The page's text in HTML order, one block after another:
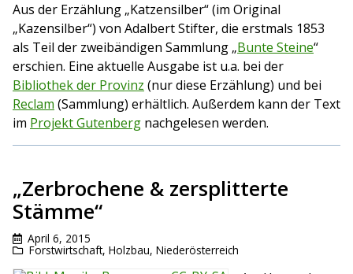
Aus der Erzählung „Katzensilber“ (im Original
„Kazensilber“) von Adalbert Stifter, die erstmals 1853
als Teil der zweibändigen Sammlung „Bunte Steine“
erschien. Eine aktuelle Ausgabe ist u.a. bei der
Bibliothek der Provinz (nur diese Erzählung) und bei
Reclam (Sammlung) erhältlich. Außerdem kann der Text
im Projekt Gutenberg nachgelesen werden.
„Zerbrochene & zersplitterte
Stämme“
April 6, 2015
Forstwirtschaft, Holzbau, Niederösterreich